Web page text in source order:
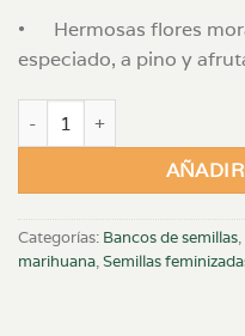
•
Hermosas flores
especiado, a pino y
Frisian Duck x 3 FEM
Categorías: Bancos de semillas,
marihuana,Semillas